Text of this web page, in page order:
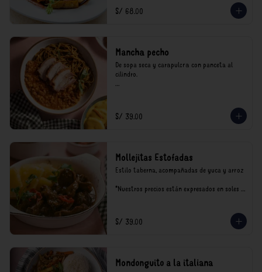
consumo.
S/ 68.00
Mancha pecho
De sopa seca y carapulcra con panceta al
cilindro.
consumo.
S/ 39.00
Mollejitas Estofadas
Estilo taberna, acompañadas de yuca y arroz
*Nuestros precios están expresados en soles e
S/ 39.00
Mondonguito a la italiana